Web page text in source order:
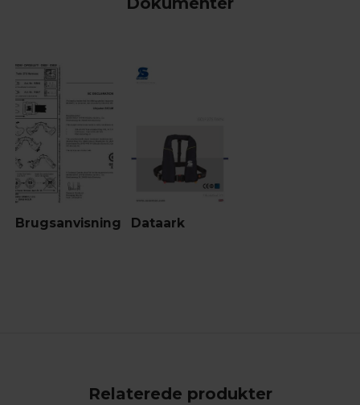
Brugsanvisning Dataark
Relaterede produkter